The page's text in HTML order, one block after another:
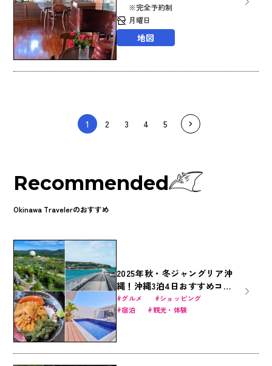
※完全予約制
月曜日
地図
1 2 3 4 5
Recommended
Okinawa Travelerのおすすめ
2025年秋・冬ジャングリア沖
縄！沖縄3泊4日おすすめコー
ス｜沖縄美ら海水族館・ジャ
ングリア沖縄・国際通りを遊
グルメ
ショッピング
宿泊
観光・体験